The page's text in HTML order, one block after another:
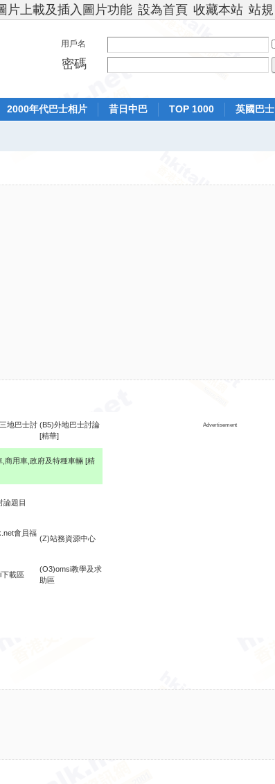
片上載及插入圖片功能 設為首頁 收藏本站 站規
用戶名
密碼
2000年代巴士相片 昔日中巴 TOP 1000
英國巴士
地巴士討 (B5)外地巴士討論
[精華]
Advertisement
,商用車,政府及特種車輛 [精
論題目
會員福
(Z)站務資源中心
載區
(O3)omsi教學及求
助區